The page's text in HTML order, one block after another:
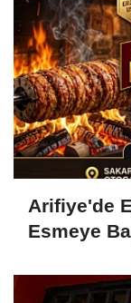
Arifiye'de
Esmeye